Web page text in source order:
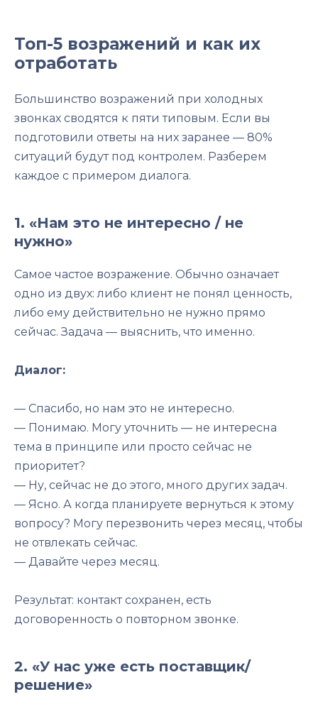
Топ-5 возражений и как их
отработать
Большинство возражений при холодных
звонках сводятся к пяти типовым. Если вы
подготовили ответы на них заранее — 80%
ситуаций будут под контролем. Разберем
каждое с примером диалога.
1. «Нам это не интересно / не
нужно»
Самое частое возражение. Обычно означает
одно из двух: либо клиент не понял ценность,
либо ему действительно не нужно прямо
сейчас. Задача — выяснить, что именно.
Диалог:
— Спасибо, но нам это не интересно.
— Понимаю. Могу уточнить — не интересна
тема в принципе или просто сейчас не
приоритет?
— Ну, сейчас не до этого, много других задач.
— Ясно. А когда планируете вернуться к этому
вопросу? Могу перезвонить через месяц, чтобы
не отвлекать сейчас.
— Давайте через месяц.
Результат: контакт сохранен, есть
договоренность о повторном звонке.
2. «У нас уже есть поставщик/
решение»